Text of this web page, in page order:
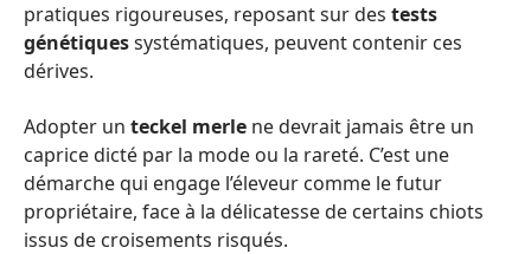
pratiques rigoureuses, reposant sur des tests
génétiquessystématiques, peuvent contenir ces
dérives.
Adopter un teckel merle ne devrait jamais être un
caprice dicté par la mode ou la rareté. C’est une
démarche qui engage l’éleveur comme le futur
propriétaire, face à la délicatesse de certains chiots
issus de croisements risqués.